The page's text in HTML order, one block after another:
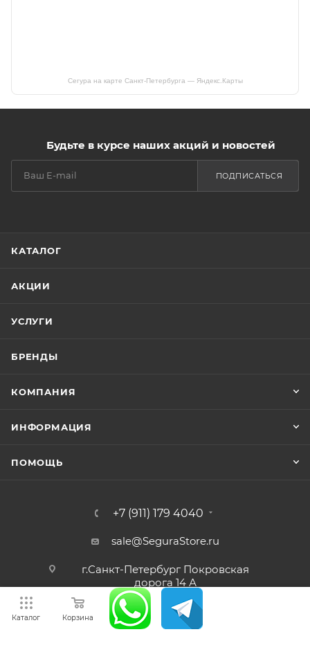
Сегура на карте Санкт‑Петербурга — Яндекс.Карты
Будьте в курсе наших акций и новостей
ПОДПИСАТЬСЯ
КАТАЛОГ
АКЦИИ
УСЛУГИ
БРЕНДЫ
КОМПАНИЯ
ИНФОРМАЦИЯ
ПОМОЩЬ
+7 (911) 179 4040
sale@SeguraStore.ru
г.Санкт-Петербург Покровская
дорога 14 А
Каталог Корзина